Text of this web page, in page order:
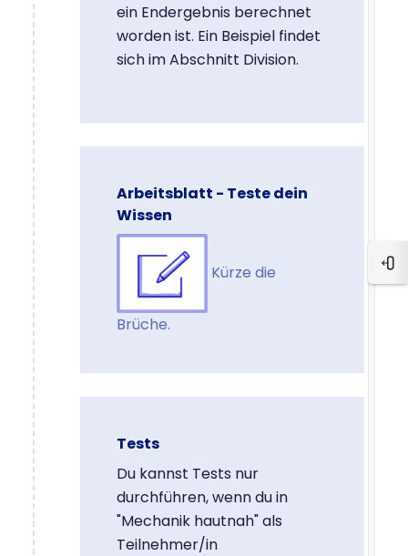
ein Endergebnis berechnet
worden ist. Ein Beispiel findet
sich im Abschnitt Division.
Arbeitsblatt - Teste dein
Wissen
Kürze die
Brüche.
Tests
Du kannst Tests nur
durchführen, wenn du in
"Mechanik hautnah" als
Teilnehmer/in